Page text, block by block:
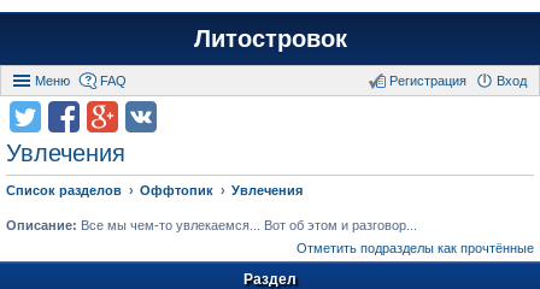
Литостровок
Меню FAQ Вход
Регистрация
Увлечения
Список разделов Оффтопик Увлечения
Описание: Все мы чем-то увлекаемся... Вот об этом и разговор...
Отметить подразделы как прочтённые
Раздел